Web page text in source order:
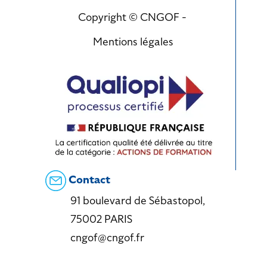
Copyright © CNGOF -
Mentions légales
Contact
91 boulevard de Sébastopol,
75002 PARIS
cngof@cngof.fr